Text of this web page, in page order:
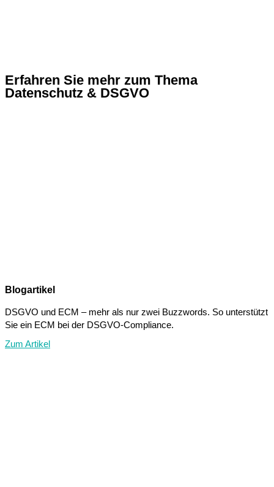
Erfahren Sie mehr zum Thema
Datenschutz & DSGVO
Blogartikel
DSGVO und ECM – mehr als nur zwei Buzzwords. So unterstützt
Sie ein ECM bei der DSGVO-Compliance.
Zum Artikel